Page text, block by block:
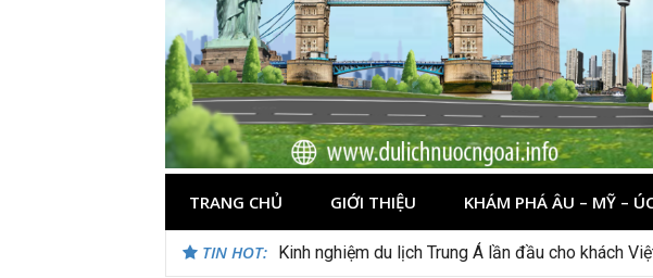
TRANG CHỦ GIỚI THIỆU KHÁM PHÁ ÂU – MỸ –
TIN HOT: Du lịch Maldives – Lần đầu nên đi đâu, chơi gì?